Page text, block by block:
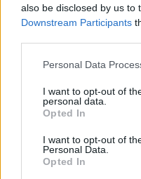
also be disclosed by us to
Downstream Participants
Personal Data
I want to opt-out of
personal data.
Opted In
I want to opt-out of
Personal Data.
Opted In